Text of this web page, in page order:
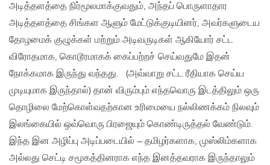
அடித்தளத்தை நிர்மூலமாக்குவதும், அந்தப் பொருளாதார
அடித்தளத்தை சிங்கள ஆளும் மேட்டுக்குடியினர், அவர்களுடைய
தோழமைக் குழுக்கள் மற்றும் அடிவருடிகள் ஆகியோர் சட்ட
விரோதமாக, கொடூரமாகக் கைப்பற்றச் செய்வதுமே இதன்
நோக்கமாக இருந்து வந்தது. (அவ்வாறு சட்ட ரீதியாக செய்ய
முடியுமாக இருந்தால்) தான் விரும்பும் எந்தவொரு இடத்திலும் ஒரு
தொழிலை மேற்கொள்வதற்கான உரிமையை நல்லிணக்கம் நிலவும்
இலங்கையில் ஒவ்வொரு பிரஜையும் கொண்டிருத்தல் வேண்டும்.
இந்த இன அழிப்பு அடிப்படையில் – தமிழர்களாக, முஸ்லிம்களாக
அல்லது செட்டி சமூகத்தினராக எந்த இனத்தவராக இருந்தாலும்